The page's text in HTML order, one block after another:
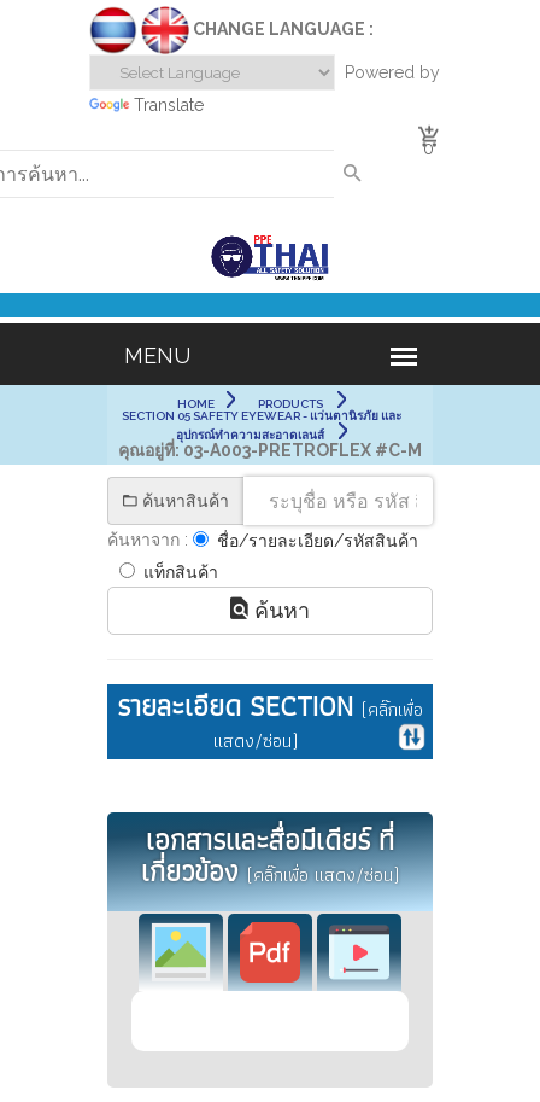
CHANGE LANGUAGE :
Powered by
Translate
0
HOME
PRODUCTS
SECTION 05 SAFETY EYEWEAR - แว่นตานิรภัย และ
อุปกรณ์ทำความสะอาดเลนส์
คุณอยู่ที่: 03-A003-PRETROFLEX #C-M
ค้นหาสินค้า
ค้นหาจาก :
ชื่อ/รายละเอียด/รหัสสินค้า
แท็กสินค้า
ค้นหา
รายละเอียด SECTION (คลิ๊กเพื่อ
แสดง/ซ่อน)
เอกสารและสื่อมีเดียร์ ที่
เกี่ยวข้อง(คลิ๊กเพื่อ แสดง/ซ่อน)